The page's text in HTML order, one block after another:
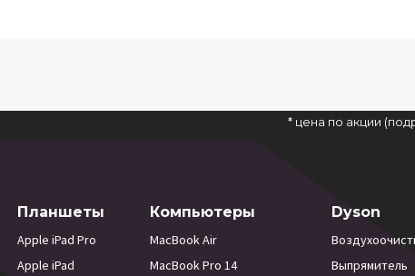
* цена по акции
Планшеты
Apple iPad Pro
Apple iPad
Компьютеры
MacBook Air
MacBook Pro 14
Dyson
Выпрямитель